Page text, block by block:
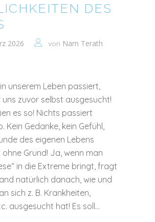
DES
2026 von Nam Terath
unserem Leben passiert,
uns zuvor selbst ausgesucht!
es so! Nichts passiert
Kein Gedanke, kein Gefühl,
des eigenen Lebens
Grund! Ja, wenn man
in die Extreme bringt, fragt
natürlich danach, wie und
sich z. B. Krankheiten,
ausgesucht hat! Es soll...